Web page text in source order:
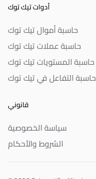
أدوات تيك توك
حاسبة أموال تيك توك
حاسبة عملات تيك توك
حاسبة المستويات تيك توك
حاسبة التفاعل في تيك توك
قانوني
سياسة الخصوصية
الشروط والأحكام